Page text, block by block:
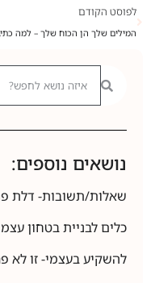
לפוסט הקודם
נושאים נוספים:
שאלות/תשובות- דלת
כלים לבניית בטחון
להשקיע בעצמי- זו לא